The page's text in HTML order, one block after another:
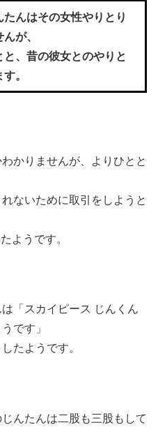
んはその女性やりとり
が、
、昔の彼女とのやりと
。
かりませんが、よりひとと
ないために取引をしようと
ようです。
「スカイピース じんくん
です」
たようです。
んたんは二股も三股もして